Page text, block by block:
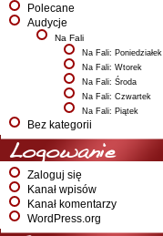
Polecane
Audycje
Na Fali
Na Fali: Poniedziałek
Na Fali: Wtorek
Na Fali: Środa
Na Fali: Czwartek
Na Fali: Piątek
Bez kategorii
Logowanie
Zaloguj się
Kanał wpisów
Kanał komentarzy
WordPress.org